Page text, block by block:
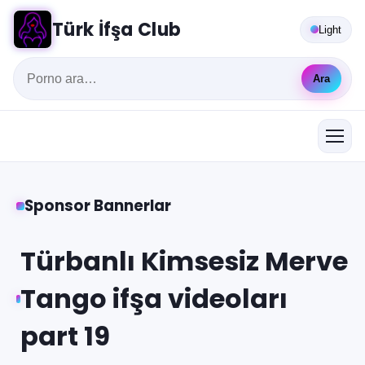
Türk İfşa Club
Ara
Light
Sponsor Bannerlar
Türbanlı Kimsesiz Merve
Tango ifşa videoları
part 19